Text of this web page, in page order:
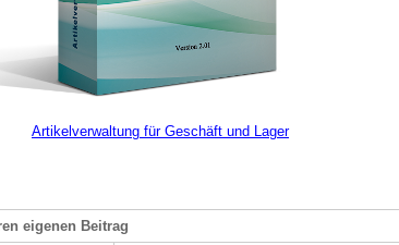
Artikelverwaltung für Geschäft und Lager
eigenen Beitrag